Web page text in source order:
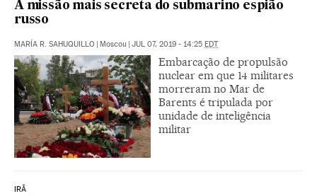
A missão mais secreta do submarino espião
russo
MARÍA R. SAHUQUILLO | Moscou | JUL 07, 2019 - 14:25 EDT
Embarcação de propulsão
nuclear em que 14 militares
morreram no Mar de
Barents é tripulada por
unidade de inteligência
militar
IRÃ